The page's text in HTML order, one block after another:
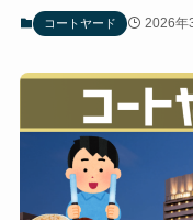
コートヤード 2026年